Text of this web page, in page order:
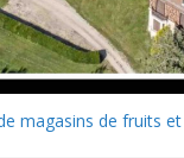
magasins de fruits